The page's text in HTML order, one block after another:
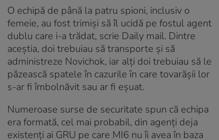
O echipă de până la patru spioni, inclusiv o
femeie, au fost trimiși să îl ucidă pe fostul agent
dublu care i-a trădat, scrie Daily mail. Dintre
aceștia, doi trebuiau să transporte și să
administreze Novichok, iar alți doi trebuiau să le
păzească spatele în cazurile în care tovarășii lor
s-ar fi îmbolnăvit sau ar fi eșuat.
Numeroase surse de securitate spun că echipa
era formată, cel mai probabil, din agenți deja
existenți ai GRU pe care MI6 nu îi avea în baza